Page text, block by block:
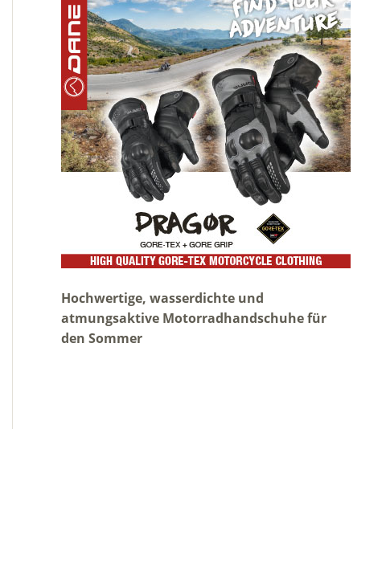
Hochwertige, wasserdichte und
atmungsaktive Motorradhandschuhe für
den Sommer